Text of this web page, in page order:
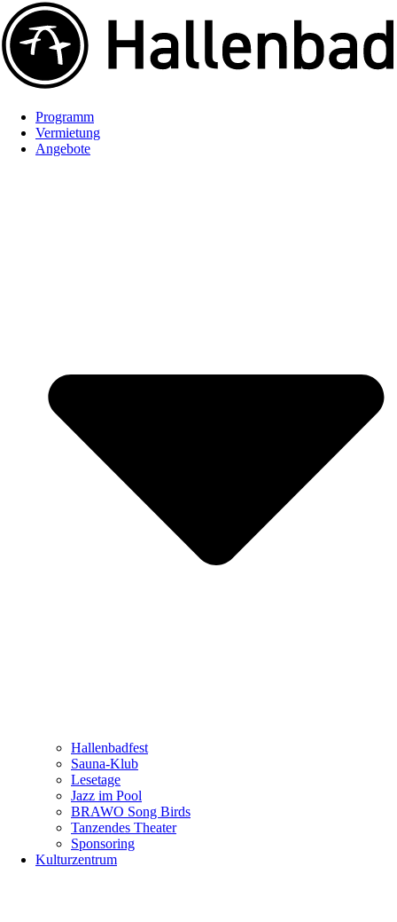
Programm
Vermietung
Angebote
Hallenbadfest
Sauna-Klub
Lesetage
Jazz im Pool
BRAWO Song Birds
Tanzendes Theater
Sponsoring
Kulturzentrum